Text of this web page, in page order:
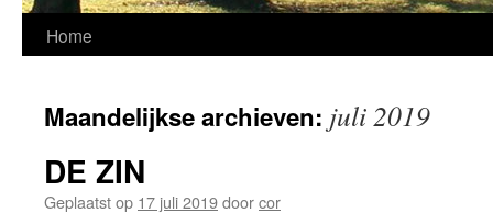
Home
Maandelijkse archieven: juli 2019
DE ZIN
Geplaatst op 17 juli 2019doorcor